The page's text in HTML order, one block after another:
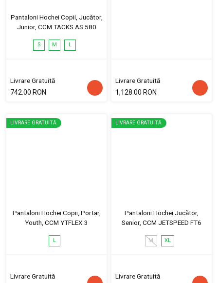
Pantaloni Hochei Copii, Jucător,
Junior, CCM TACKS AS 580
S M L
Livrare Gratuită
742.00 RON
Livrare Gratuită
1,128.00 RON
LIVRARE GRATUITĂ
Pantaloni Hochei Copii, Portar,
Youth, CCM YTFLEX 3
L
Livrare Gratuită
LIVRARE GRATUITĂ
Pantaloni Hochei Jucător,
Senior, CCM JETSPEED FT6
M XL
Livrare Gratuită